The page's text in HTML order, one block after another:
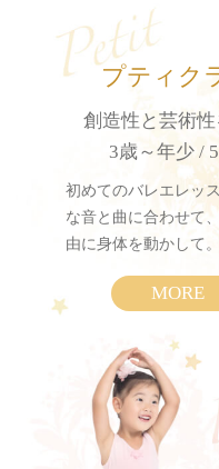
プティク
創造性と芸術
3歳～年少 /
初めてのバレエレッ
な音と曲に合わせて
由に身体を動かして。
MORE